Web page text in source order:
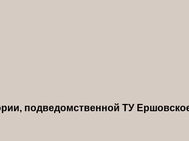
подведомственной ТУ